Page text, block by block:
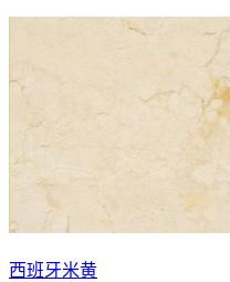
西班牙米黄